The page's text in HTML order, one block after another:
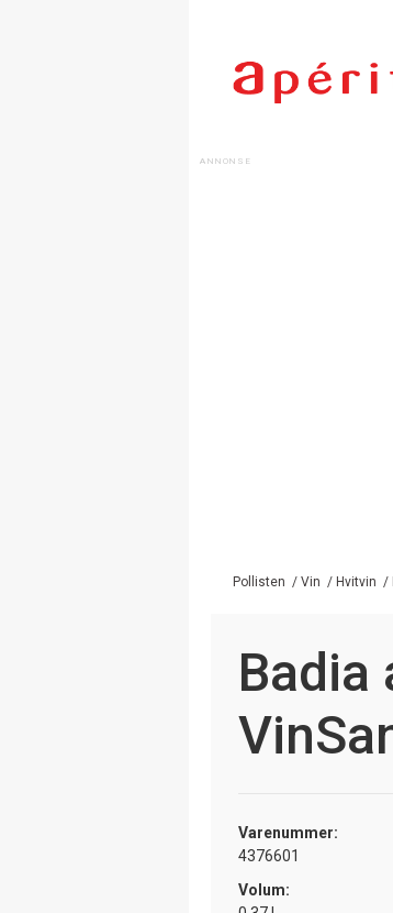
Pollisten / Vin / Hvitvin /
Badia
Varenummer:
4376601
Volum: